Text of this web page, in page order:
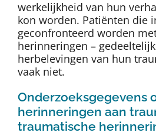
werkelijkheid van hun
kon worden. Patiënten die
geconfronteerd worden
herinneringen –
herbelevingen van hun
vaak niet.
Onderzoeksgegevens
herinneringen aan
traumatische